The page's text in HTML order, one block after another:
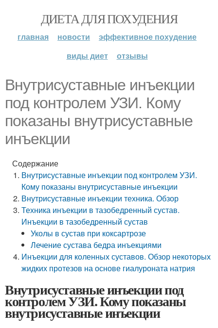
ДИЕТА ДЛЯ ПОХУДЕНИЯ
главная новости
эффективное похудение
виды диет
отзывы
Внутрисуставные инъекции
под контролем УЗИ. Кому
показаны внутрисуставные
инъекции
Содержание
Внутрисуставные инъекции под контролем УЗИ.
Кому показаны внутрисуставные инъекции
Внутрисуставные инъекции техника. Обзор
Техника инъекции в тазобедренный сустав.
Инъекции в тазобедренный сустав
Уколы в сустав при коксартрозе
Лечение сустава бедра инъекциями
Инъекции для коленных суставов. Обзор некоторых
жидких протезов на основе гиалуроната натрия
Внутрисуставные инъекции под
контролем УЗИ. Кому показаны
внутрисуставные инъекции